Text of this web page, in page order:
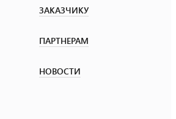
ЗАКАЗЧИКУ
ПАРТНЕРАМ
НОВОСТИ